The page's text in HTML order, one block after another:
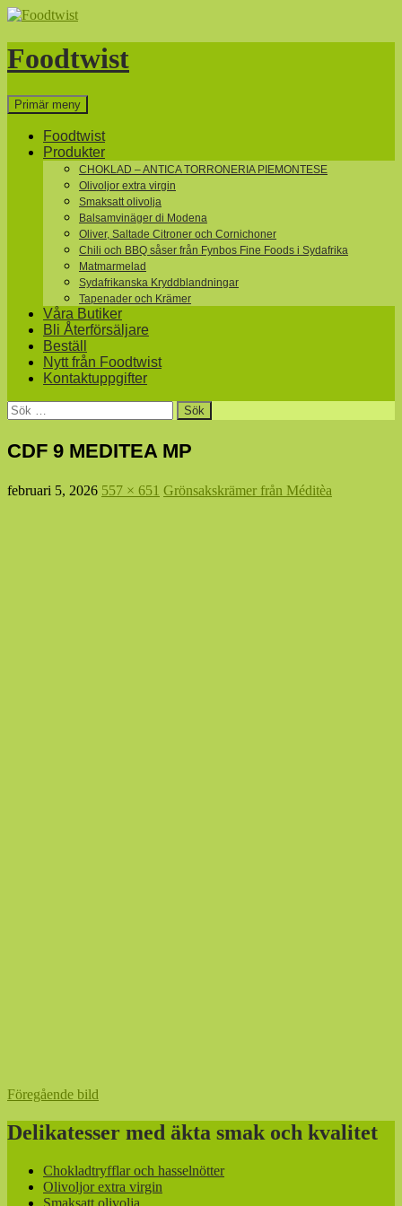
Hoppa
innehåll
Foodtwist
Sök
Primär meny
Foodtwist
Produkter
CHOKLAD – ANTICA TORRONERIA PIEMONTESE
Olivoljor extra virgin
Smaksatt olivolja
Balsamvinäger di Modena
Oliver, Saltade Citroner och Cornichoner
Chili och BBQ såser från Fynbos Fine Foods i Sydafrika
Matmarmelad
Sydafrikanska Kryddblandningar
Tapenader och Krämer
Våra Butiker
Bli Återförsäljare
Beställ
Nytt från Foodtwist
Kontaktuppgifter
Sök
efter:
CDF 9 MEDITEA MP
februari 5, 2026 557 × 651 Grönsakskrämer från Méditèa
Föregående bild
Delikatesser med äkta smak och kvalitet
Chokladtryfflar och hasselnötter
Olivoljor extra virgin
Smaksatt olivolja